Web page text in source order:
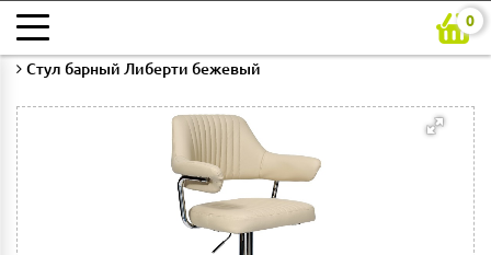
0
Главная
Стул барный Либерти бежевый